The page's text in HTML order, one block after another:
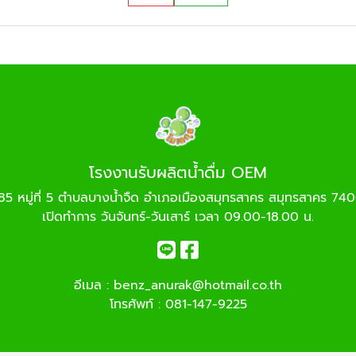
โรงงานรับผลิตน้ำดื่ม OEM
หมู่ที่ 5 ตำบลบางน้ำจืด อำเภอเมืองสมุทรสาคร สมุทรสาคร
เปิดทำการ วันจันทร์-วันเสาร์ เวลา 09.00-18.00 น.
อีเมล : benz_anurak@hotmail.co.th
โทรศัพท์ : 081-147-9225